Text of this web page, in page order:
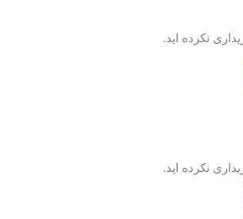
نکرده اید.
نکرده اید.